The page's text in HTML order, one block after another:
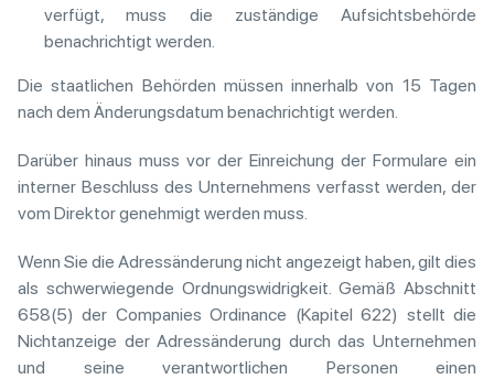
verfügt, muss die zuständige Aufsichtsbehörde
benachrichtigt werden.
Die staatlichen Behörden müssen innerhalb von 15 Tagen
nach dem Änderungsdatum benachrichtigt werden.
Darüber hinaus muss vor der Einreichung der Formulare ein
interner Beschluss des Unternehmens verfasst werden, der
vom Direktor genehmigt werden muss.
Wenn Sie die Adressänderung nicht angezeigt haben, gilt dies
als schwerwiegende Ordnungswidrigkeit. Gemäß Abschnitt
658(5) der Companies Ordinance (Kapitel 622) stellt die
Nichtanzeige der Adressänderung durch das Unternehmen
und seine verantwortlichen Personen einen